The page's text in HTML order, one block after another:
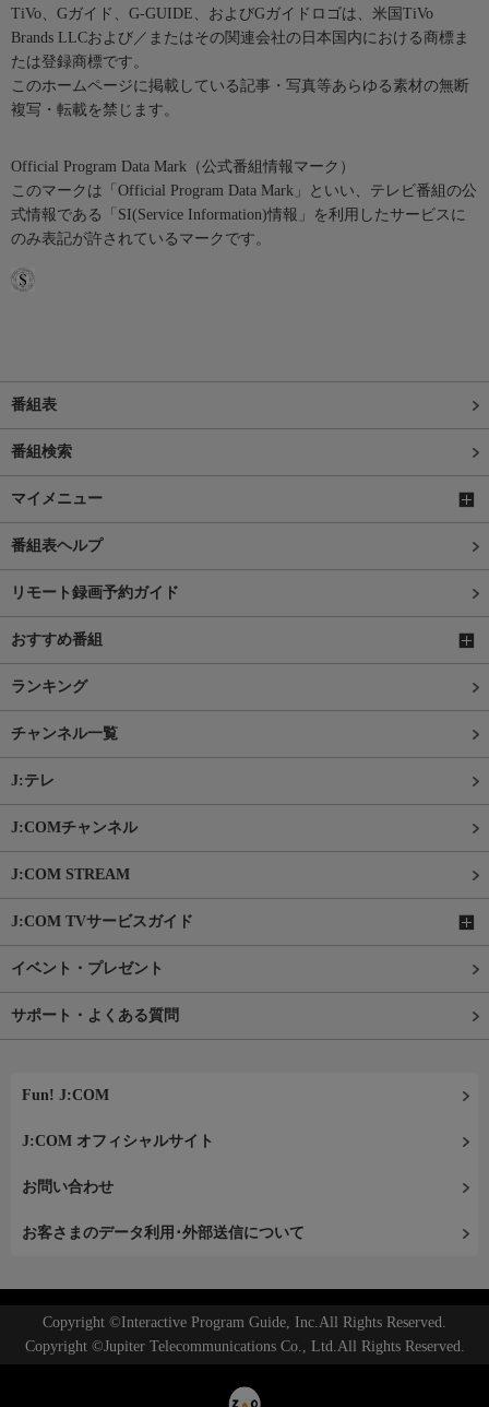
TiVo、Gガイド、G-GUIDE、およびGガイドロゴは、米国TiVo
Brands LLCおよび／またはその関連会社の日本国内における商標ま
たは登録商標です。
このホームページに掲載している記事・写真等あらゆる素材の無断
複写・転載を禁じます。
Official Program Data Mark（公式番組情報マーク）
このマークは「Official Program Data Mark」といい、テレビ番組の公
式情報である「SI(Service Information)情報」を利用したサービスに
のみ表記が許されているマークです。
番組表
番組検索
マイメニュー
番組表ヘルプ
リモート録画予約ガイド
おすすめ番組
ランキング
チャンネル一覧
J:テレ
J:COMチャンネル
J:COM STREAM
J:COM TVサービスガイド
イベント・プレゼント
サポート・よくある質問
Fun! J:COM
J:COM オフィシャルサイト
お問い合わせ
お客さまのデータ利用･外部送信について
Copyright ©Interactive Program Guide, Inc.All Rights Reserved.
Copyright ©Jupiter Telecommunications Co., Ltd.All Rights Reserved.